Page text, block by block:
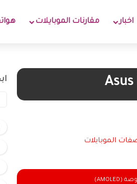
اخبار مقارنات الموبايلات
الموبايلات